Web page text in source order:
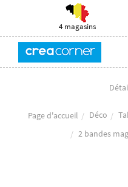
4 magasins
Page d'accueil Déco
2 bandes